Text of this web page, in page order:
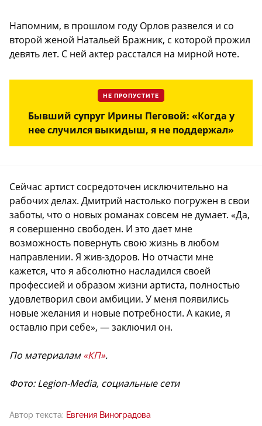
Напомним, в прошлом году Орлов развелся и со
второй женой Натальей Бражник, с которой прожил
девять лет. С ней актер расстался на мирной ноте.
НЕ ПРОПУСТИТЕ
Бывший супруг Ирины Пеговой: «Когда у
нее случился выкидыш, я не поддержал»
Сейчас артист сосредоточен исключительно на
рабочих делах. Дмитрий настолько погружен в свои
заботы, что о новых романах совсем не думает. «Да,
я совершенно свободен. И это дает мне
возможность повернуть свою жизнь в любом
направлении. Я жив-здоров. Но отчасти мне
кажется, что я абсолютно насладился своей
профессией и образом жизни артиста, полностью
удовлетворил свои амбиции. У меня появились
новые желания и новые потребности. А какие, я
оставлю при себе», — заключил он.
По материалам«КП».
Фото: Legion-Media, социальные сети
Автор текста: Евгения Виноградова